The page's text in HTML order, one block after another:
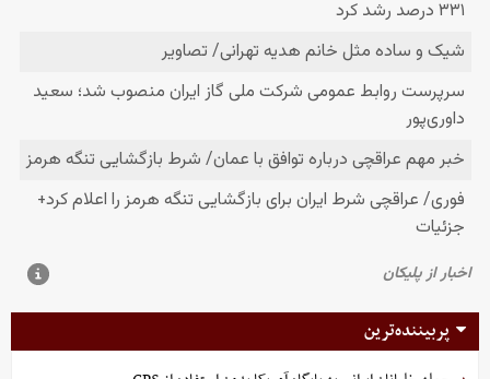
پربیننده‌ترین